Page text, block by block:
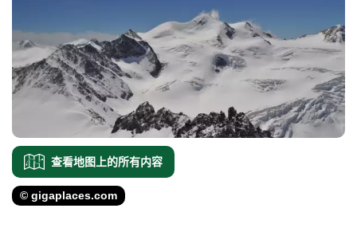
查看地图上的所有内容
© gigaplaces.com